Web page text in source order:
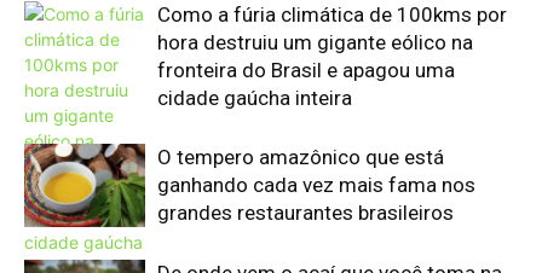
Como a fúria climática de 100kms por
hora destruiu um gigante eólico na
fronteira do Brasil e apagou uma
cidade gaúcha inteira
O tempero amazônico que está
ganhando cada vez mais fama nos
grandes restaurantes brasileiros